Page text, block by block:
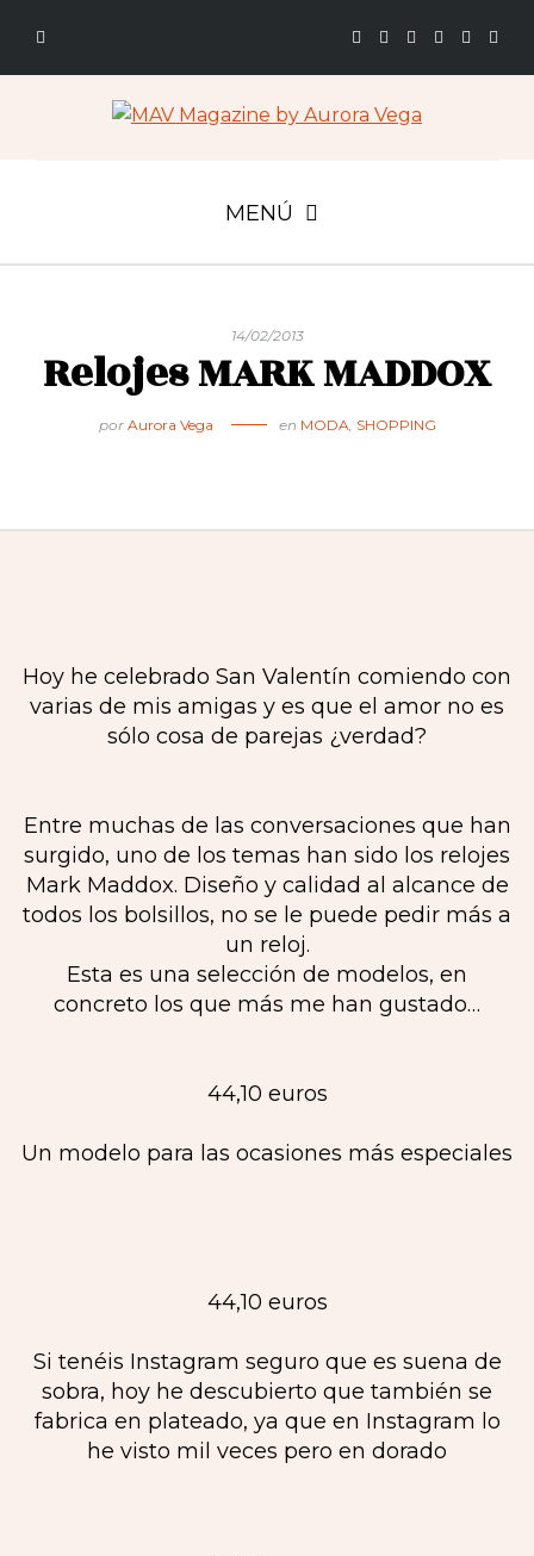
MENÚ
14/02/2013
Relojes MARK MADDOX
por Aurora Vega en MODA, SHOPPING
Hoy he celebrado San Valentín comiendo con
varias de mis amigas y es que el amor no es
sólo cosa de parejas ¿verdad?
Entre muchas de las conversaciones que han
surgido, uno de los temas han sido los relojes
Mark Maddox. Diseño y calidad al alcance de
todos los bolsillos, no se le puede pedir más a
un reloj.
Esta es una selección de modelos, en
concreto los que más me han gustado…
44,10 euros
Un modelo para las ocasiones más especiales
44,10 euros
Si tenéis Instagram seguro que es suena de
sobra, hoy he descubierto que también se
fabrica en plateado, ya que en Instagram lo
he visto mil veces pero en dorado